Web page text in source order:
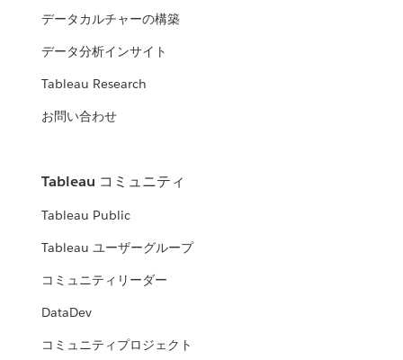
データカルチャーの構築
データ分析インサイト
Tableau Research
お問い合わせ
Tableau コミュニティ
Tableau Public
Tableau ユーザーグループ
コミュニティリーダー
DataDev
コミュニティプロジェクト